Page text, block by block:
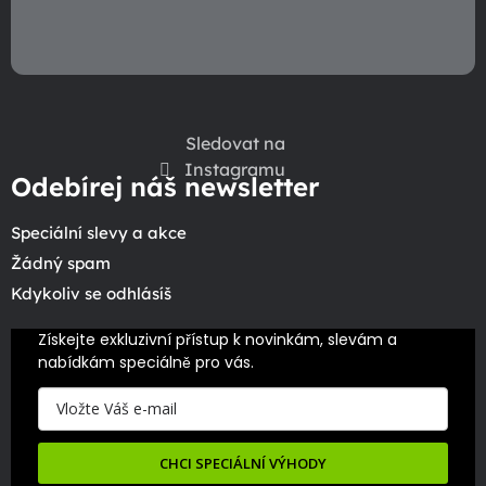
Sledovat na
Instagramu
Odebírej náš newsletter
Speciální slevy a akce
Žádný spam
Kdykoliv se odhlásíš
Získejte exkluzivní přístup k novinkám, slevám a
nabídkám speciálně pro vás.
CHCI SPECIÁLNÍ VÝHODY